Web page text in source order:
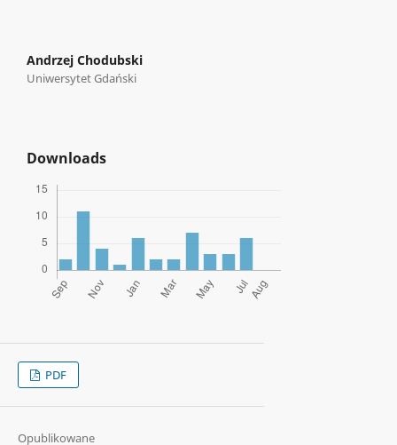
Andrzej Chodubski
Uniwersytet Gdański
Downloads
PDF
Opublikowane